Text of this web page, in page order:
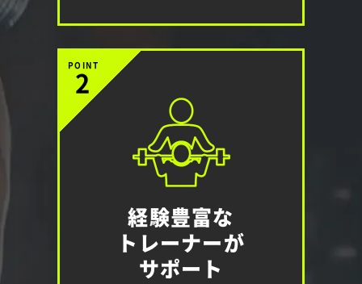
POINT
2
経験豊富な
トレーナーが
サポート